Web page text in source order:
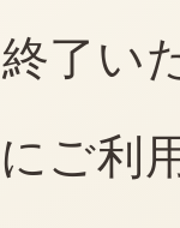
了い
ご利